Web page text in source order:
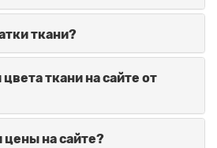
ткани?
ткани на сайте от
на сайте?